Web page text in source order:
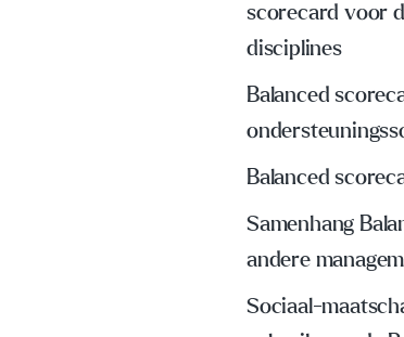
scorecard voor
disciplines
Balanced
Balanced
Samenhang
andere
Sociaal-